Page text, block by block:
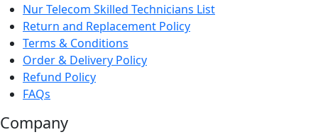
Nur Telecom Skilled Technicians List
Return and Replacement Policy
Terms & Conditions
Order & Delivery Policy
Refund Policy
FAQs
Company